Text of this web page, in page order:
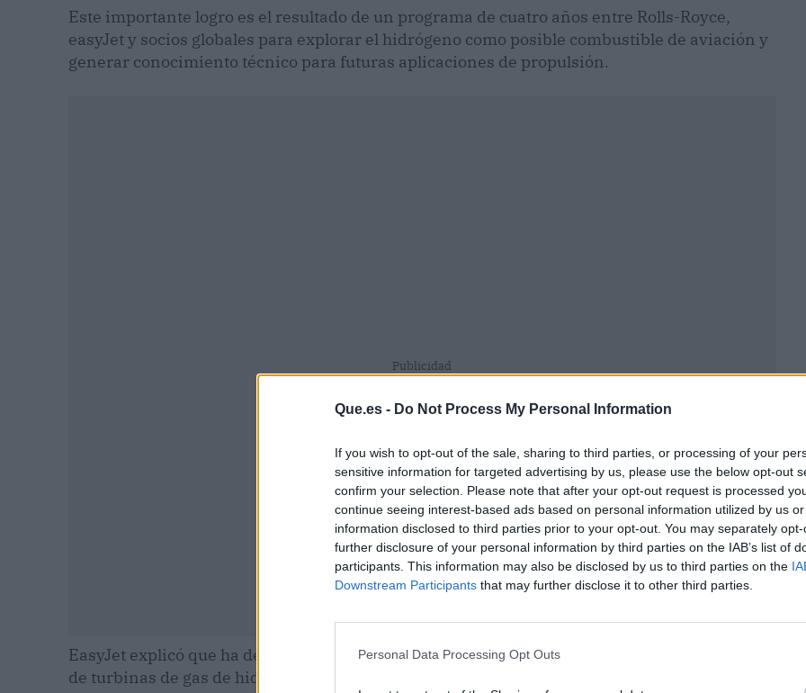
Que.es - Do Not Process My Personal Information
If you wish to opt-out of the sale, sharing to third parties, or processing of your
sensitive information for targeted advertising by us, please use the below opt-out
confirm your selection. Please note that after your opt-out request is processed
continue seeing interest-based ads based on personal information utilized by us
information disclosed to third parties prior to your opt-out. You may separately
further disclosure of your personal information by third parties on the IAB’s list of
participants. This information may also be disclosed by us to third parties on the
Downstream Participants that may further disclose it to other third parties.
Personal Data Processing Opt Outs
Este importante logro es el resultado de un programa de cuatro años entre Rolls-Royce,
easyJet y socios globales para explorar el hidrógeno como posible combustible de aviación y
generar conocimiento técnico para futuras aplicaciones de propulsión.
Publicidad
EasyJet explicó que ha desempeñado un papel clave apoyando el desarrollo de la
de turbinas de gas de hidrógeno como parte de sus ambiciones de descarbonización a largo